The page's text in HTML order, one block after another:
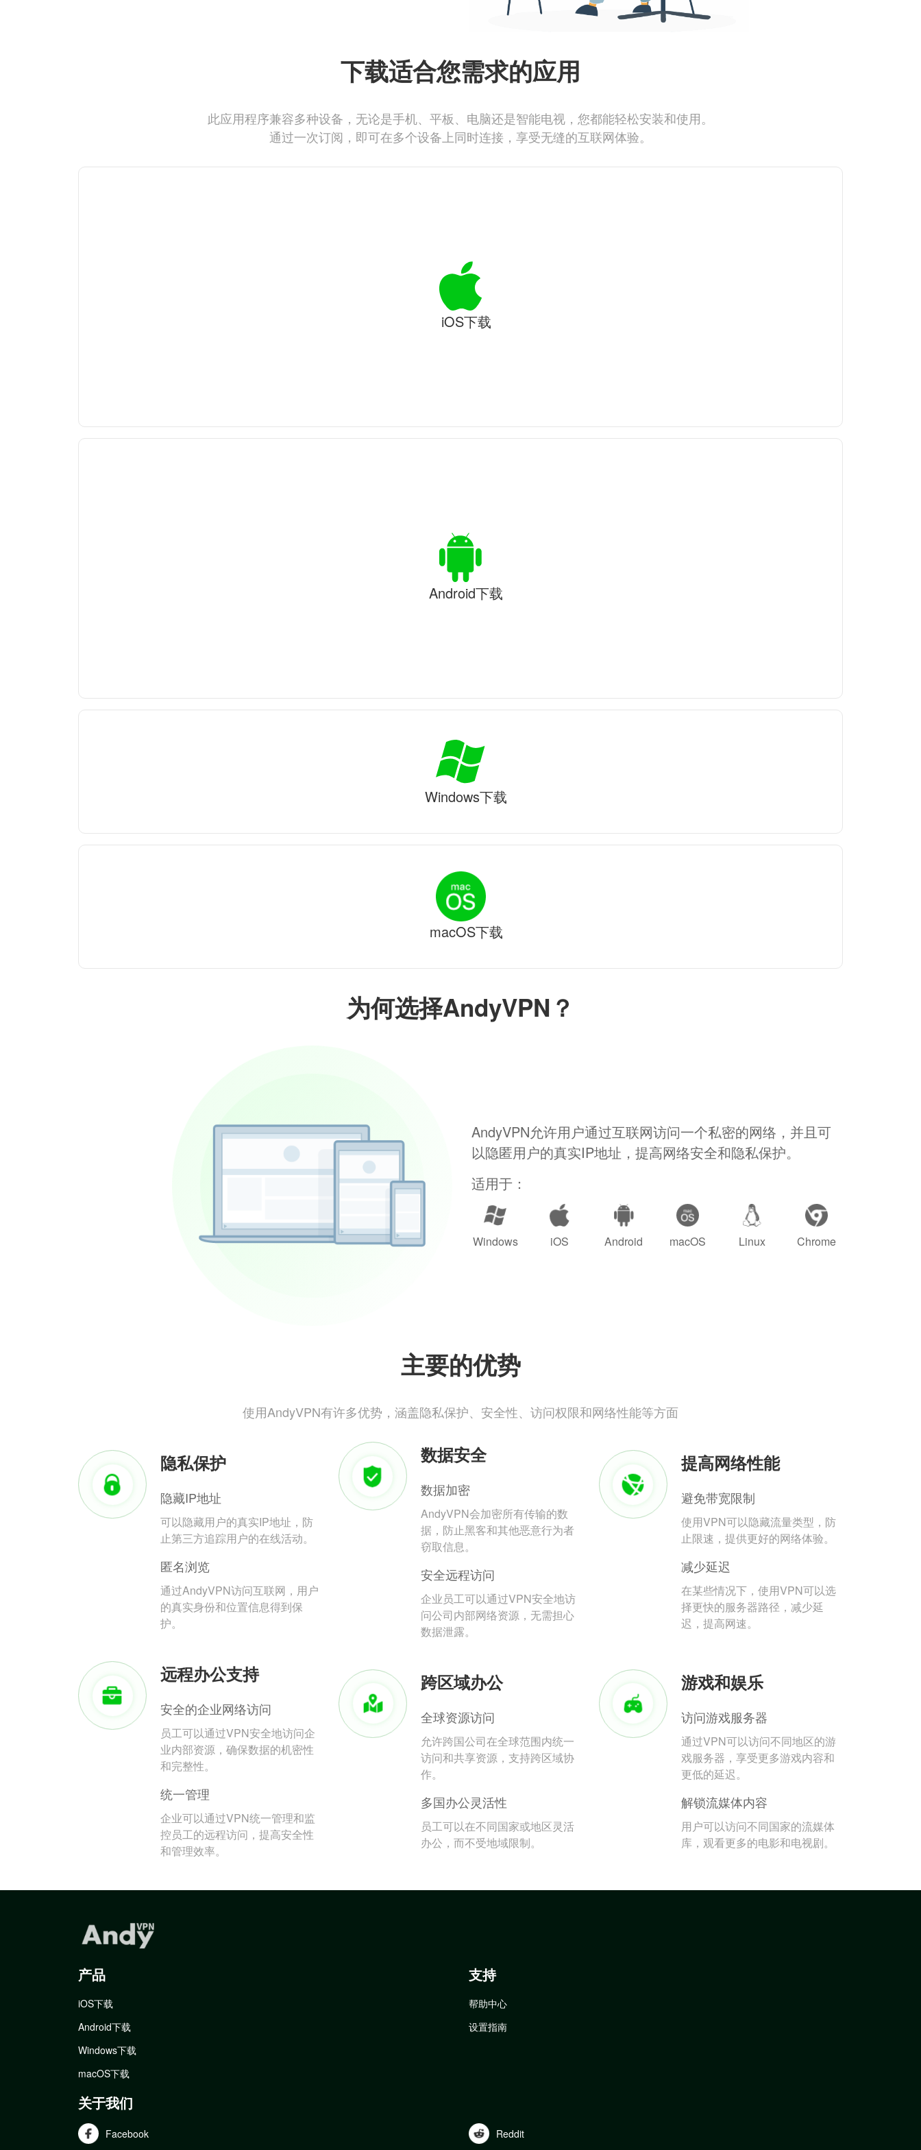
为何选择AndyVPN？
AndyVPN允许用户通过互联网访问一个私密的网络，并且可
以隐匿用户的真实IP地址，提高网络安全和隐私保护。
适用于：
Windows iOS Android macOS Linux Chrome
主要的优势
使用AndyVPN有许多优势，涵盖隐私保护、安全性、访问权限和网络性能等方面
隐私保护
隐藏IP地址
可以隐藏用户的真实IP地址，防
止第三方追踪用户的在线活动。
匿名浏览
通过AndyVPN访问互联网，用户
的真实身份和位置信息得到保
护。
数据安全
数据加密
AndyVPN会加密所有传输的数
据，防止黑客和其他恶意行为者
窃取信息。
安全远程访问
企业员工可以通过VPN安全地访
问公司内部网络资源，无需担心
数据泄露。
提高网络性能
避免带宽限制
使用VPN可以隐藏流量类型，防
止限速，提供更好的网络体验。
减少延迟
在某些情况下，使用VPN可以选
择更快的服务器路径，减少延
迟，提高网速。
远程办公支持
安全的企业网络访问
员工可以通过VPN安全地访问企
业内部资源，确保数据的机密性
和完整性。
统一管理
企业可以通过VPN统一管理和监
控员工的远程访问，提高安全性
和管理效率。
跨区域办公
全球资源访问
允许跨国公司在全球范围内统一
访问和共享资源，支持跨区域协
作。
多国办公灵活性
员工可以在不同国家或地区灵活
办公，而不受地域限制。
游戏和娱乐
访问游戏服务器
通过VPN可以访问不同地区的游
戏服务器，享受更多游戏内容和
更低的延迟。
解锁流媒体内容
用户可以访问不同国家的流媒体
库，观看更多的电影和电视剧。
下载适合您需求的应用
此应用程序兼容多种设备，无论是手机、平板、电脑还是智能电视，您都能轻松安装和使用。
通过一次订阅，即可在多个设备上同时连接，享受无缝的互联网体验。
iOS下载
Android下载
Windows下载
macOS下载
产品
iOS下载
Android下载
Windows下载
macOS下载
支持
帮助中心
设置指南
关于我们
Facebook Reddit